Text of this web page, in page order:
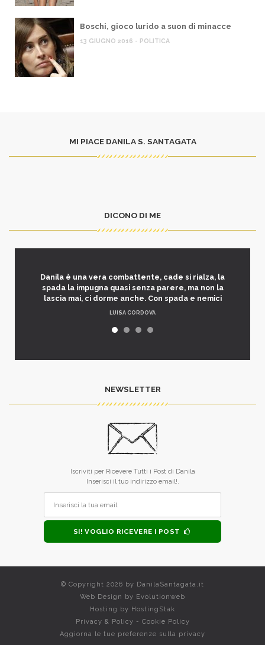
Boschi, gioco lurido a suon di minacce
13 GIUGNO 2016 - POLITICA
MI PIACE DANILA S. SANTAGATA
DICONO DI ME
Danila è una vera combattente, cade si rialza, la
spada la impugna quasi senza parere, ma non la
lascia mai, ci dorme anche. Con spada e nemici
LUISA CORDOVA
NEWSLETTER
Iscriviti per Ricevere Tutti i Post di Danila
Inserisci il tuo indirizzo email!.
SI! VOGLIO RICEVERE I POST
© Copyright 2026 by DanilaSantagata.it
Web Design by Evolutionweb
Hosting by HostingStak
Privacy & Policy - Cookie Policy
Aggiorna le tue preferenze sulla privacy